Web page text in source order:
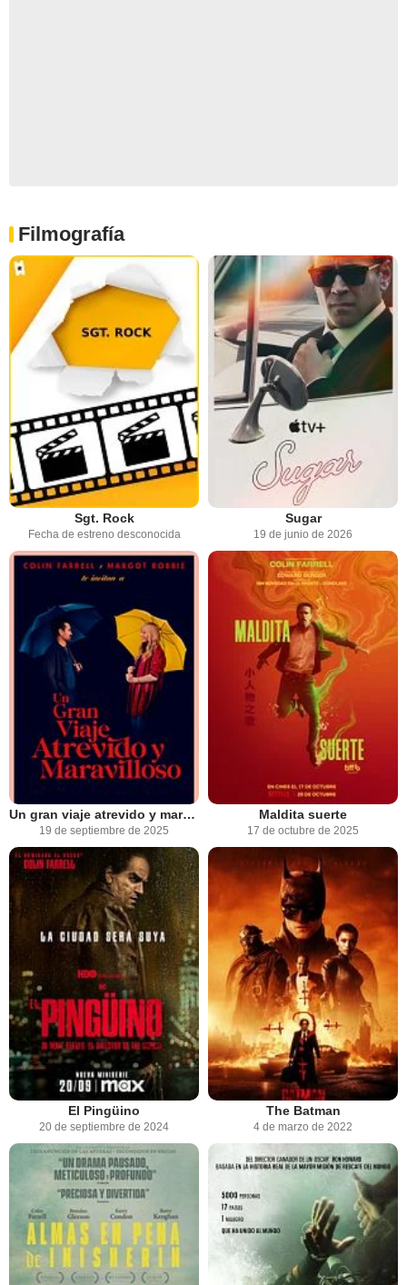
Filmografía
Sgt. Rock
Fecha de estreno desconocida
Sugar
19 de junio de 2026
Un gran viaje atrevido y maravilloso
19 de septiembre de 2025
Maldita suerte
17 de octubre de 2025
El Pingüino
20 de septiembre de 2024
The Batman
4 de marzo de 2022